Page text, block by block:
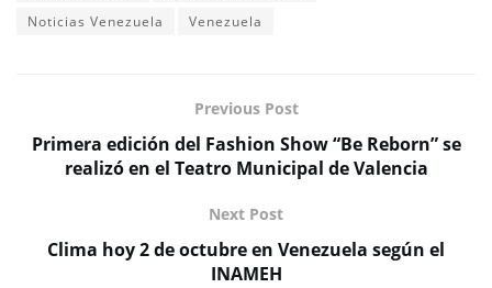
Noticias Venezuela
Venezuela
Previous Post
Primera edición del Fashion Show “Be Reborn” se
realizó en el Teatro Municipal de Valencia
Next Post
Clima hoy 2 de octubre en Venezuela según el
INAMEH